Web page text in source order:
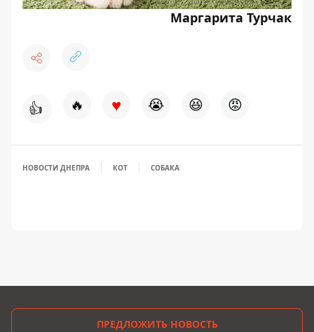
Маргарита Турчак
👍 🔥 ♥ 😭 😆 😡
НОВОСТИ ДНЕПРА КОТ СОБАКА
ПРЕДЛОЖИТЬ НОВОСТЬ